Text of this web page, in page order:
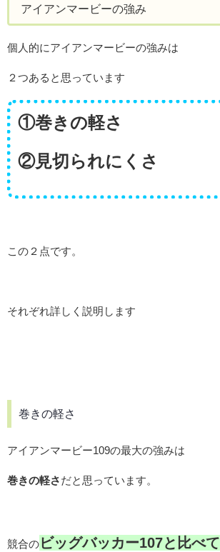
アイアンマービーの強み
個人的にアイアンマービーの強みは
２つあると思っています
①巻きの軽さ
②見切られにくさ
この２点です。
それぞれ詳しく説明します
巻きの軽さ
アイアンマービー109の最大の強みは
巻きの軽さだと思っています。
競合のビッグバッカー107と比べて